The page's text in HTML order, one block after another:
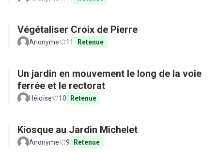
Végétaliser Croix de Pierre
Anonyme 11 Retenue
Un jardin en mouvement le long de la voie
ferrée et le rectorat
Héloïse 10 Retenue
Kiosque au Jardin Michelet
Anonyme 9 Retenue